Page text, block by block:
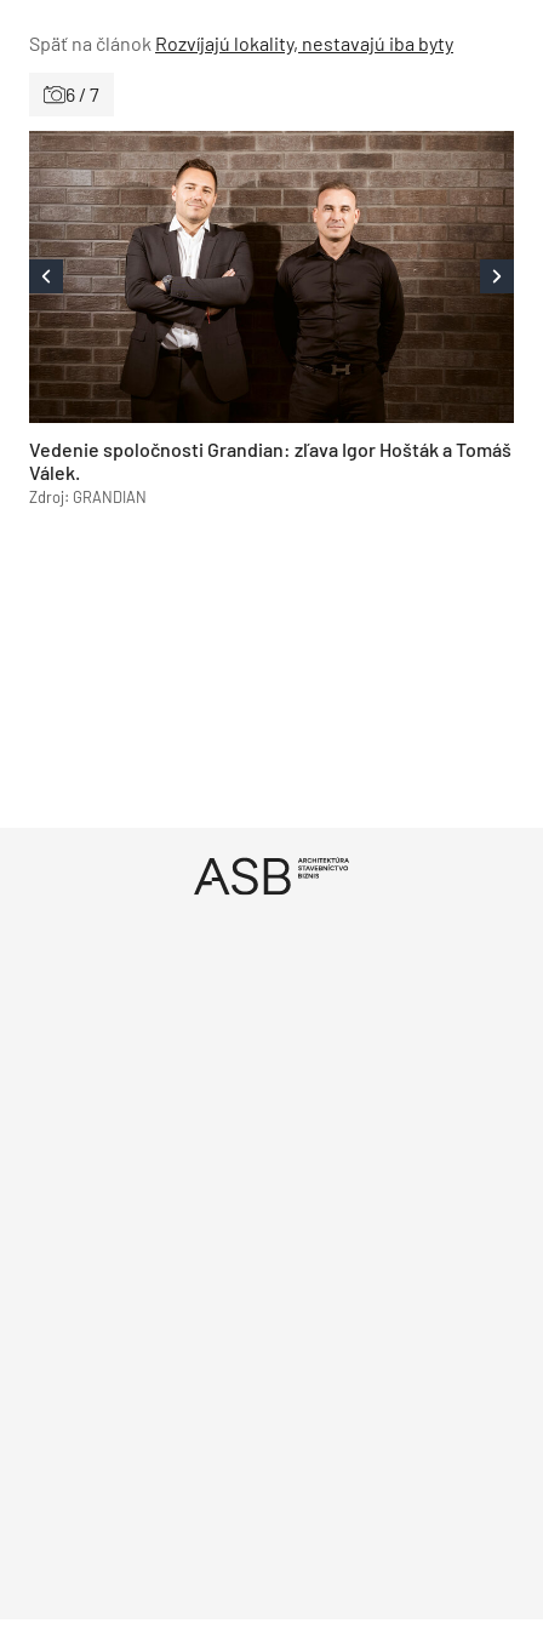
Späť na článok Rozvíjajú lokality, nestavajú iba byty
6 / 7
Vedenie spoločnosti Grandian: zľava Igor Hošták a Tomáš
Válek.
Zdroj: GRANDIAN